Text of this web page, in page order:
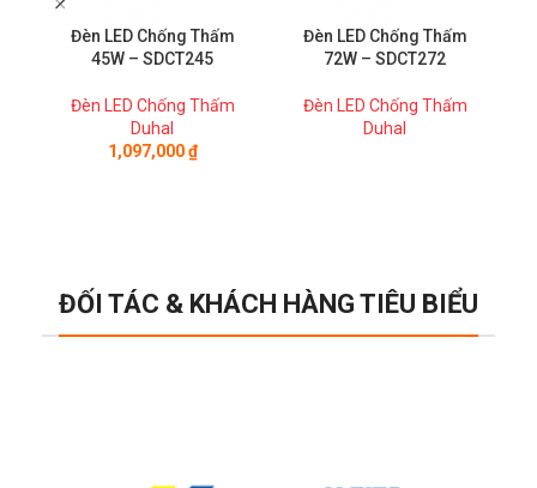
Đèn LED Chống Thấm
45W – SDCT245
Đèn LED Chống Thấm
Duhal
1,097,000₫
Đèn LED Chống Thấm
72W – SDCT272
Đèn LED Chống Thấm
Duhal
ĐỐI TÁC & KHÁCH HÀNG TIÊU BIỂU